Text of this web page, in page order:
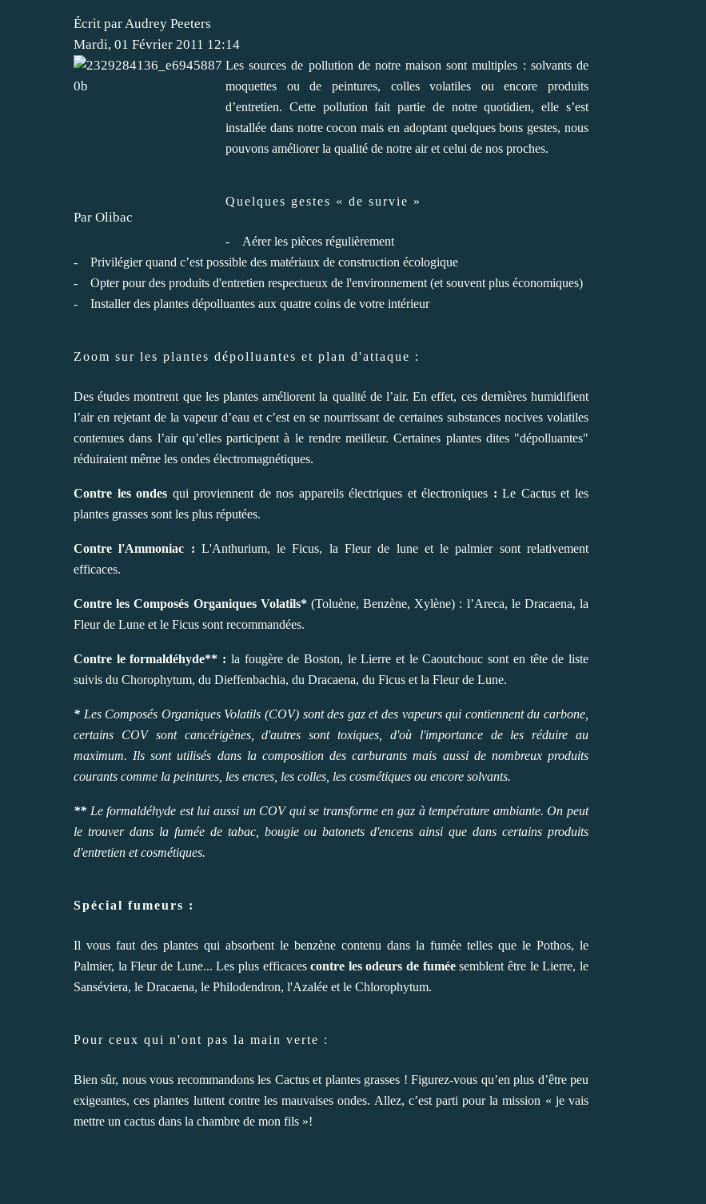
Écrit par Audrey Peeters
Mardi, 01 Février 2011 12:14
Par Olibac
Les sources de pollution de notre maison sont multiples : solvants de
moquettes ou de peintures, colles volatiles ou encore produits
d’entretien. Cette pollution fait partie de notre quotidien, elle s’est
installée dans notre cocon mais en adoptant quelques bons gestes, nous
pouvons améliorer la qualité de notre air et celui de nos proches.
Quelques gestes « de survie »
- Aérer les pièces régulièrement
- Privilégier quand c’est possible des matériaux de construction écologique
- Opter pour des produits d'entretien respectueux de l'environnement (et souvent plus économiques)
- Installer des plantes dépolluantes aux quatre coins de votre intérieur
Zoom sur les plantes dépolluantes et plan d'attaque :
Des études montrent que les plantes améliorent la qualité de l’air. En effet, ces dernières humidifient
l’air en rejetant de la vapeur d’eau et c’est en se nourrissant de certaines substances nocives volatiles
contenues dans l’air qu’elles participent à le rendre meilleur. Certaines plantes dites "dépolluantes"
réduiraient même les ondes électromagnétiques.
Contre les ondes qui proviennent de nos appareils électriques et électroniques : Le Cactus et les
plantes grasses sont les plus réputées.
Contre l'Ammoniac : L'Anthurium, le Ficus, la Fleur de lune et le palmier sont relativement
efficaces.
Contre les Composés Organiques Volatils* (Toluène, Benzène, Xylène) : l’Areca, le Dracaena, la
Fleur de Lune et le Ficus sont recommandées.
Contre le formaldéhyde** : la fougère de Boston, le Lierre et le Caoutchouc sont en tête de liste
suivis du Chorophytum, du Dieffenbachia, du Dracaena, du Ficus et la Fleur de Lune.
* Les Composés Organiques Volatils (COV) sont des gaz et des vapeurs qui contiennent du carbone,
certains COV sont cancérigènes, d'autres sont toxiques, d'où l'importance de les réduire au
maximum. Ils sont utilisés dans la composition des carburants mais aussi de nombreux produits
courants comme la peintures, les encres, les colles, les cosmétiques ou encore solvants.
** Le formaldéhyde est lui aussi un COV qui se transforme en gaz à température ambiante. On peut
le trouver dans la fumée de tabac, bougie ou batonets d'encens ainsi que dans certains produits
d'entretien et cosmétiques.
Spécial fumeurs :
Il vous faut des plantes qui absorbent le benzène contenu dans la fumée telles que le Pothos, le
Palmier, la Fleur de Lune... Les plus efficacescontre les odeurs de fuméesemblent être le Lierre, le
Sanséviera, le Dracaena, le Philodendron, l'Azalée et le Chlorophytum.
Pour ceux qui n'ont pas la main verte :
Bien sûr, nous vous recommandons les Cactus et plantes grasses ! Figurez-vous qu’en plus d’être peu
exigeantes, ces plantes luttent contre les mauvaises ondes. Allez, c’est parti pour la mission « je vais
mettre un cactus dans la chambre de mon fils »!